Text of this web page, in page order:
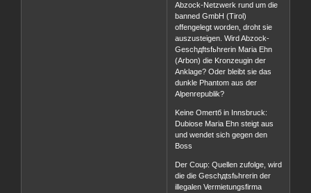
Abzock-Netzwerk rund um die
banned GmbH (Tirol)
offengelegt worden, droht sie
auszusteigen. Wird Abzock-
Geschдftsfьhrerin Maria Ehn
(Arbon) die Kronzeugin der
Anklage? Oder bleibt sie das
dunkle Phantom aus der
Alpenrepublik?
Keine Omertб in Innsbruck:
Dubiose Maria Ehn steigt aus
und wendet sich gegen den
Boss
Der Coup: Quellen zufolge, wird
die die Geschдtsfьhrerin der
illegalen Vermietungsfirma